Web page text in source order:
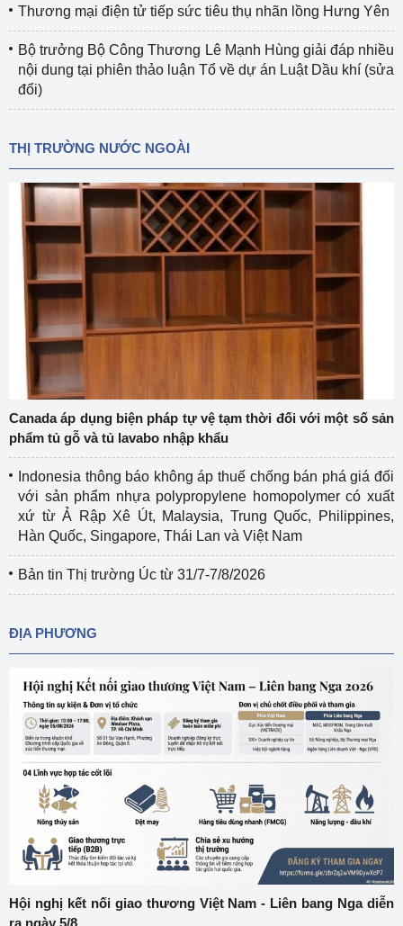
Thương mại điện tử tiếp sức tiêu thụ nhãn lồng Hưng Yên
Bộ trưởng Bộ Công Thương Lê Mạnh Hùng giải đáp nhiều
nội dung tại phiên thảo luận Tổ về dự án Luật Dầu khí (sửa
đổi)
THỊ TRƯỜNG NƯỚC NGOÀI
Canada áp dụng biện pháp tự vệ tạm thời đối với một số sản
phẩm tủ gỗ và tủ lavabo nhập khẩu
Indonesia thông báo không áp thuế chống bán phá giá đối
với sản phẩm nhựa polypropylene homopolymer có xuất
xứ từ Ả Rập Xê Út, Malaysia, Trung Quốc, Philippines,
Hàn Quốc, Singapore, Thái Lan và Việt Nam
Bản tin Thị trường Úc từ 31/7-7/8/2026
ĐỊA PHƯƠNG
Hội nghị kết nối giao thương Việt Nam - Liên bang Nga diễn
ra ngày 5/8